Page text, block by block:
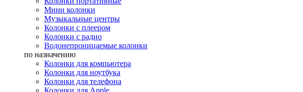
Мини колонки
Музыкальные центры
Колонки с плеером
Колонки с радио
Водонепроницаемые колонки
по назначению
Колонки для компьютера
Колонки для ноутбука
Колонки для телефона
Колонки для Apple